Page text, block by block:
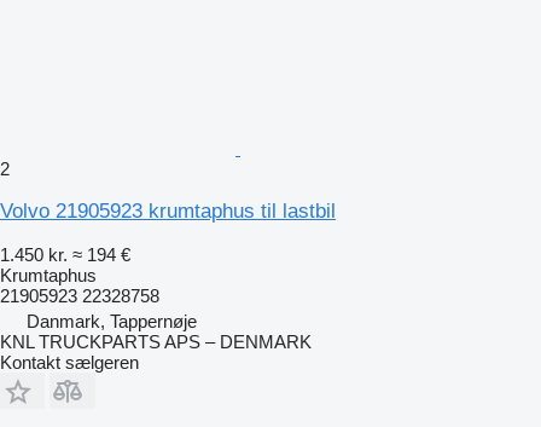
2
Volvo 21905923 krumtaphus til lastbil
1.450 kr. ≈ 194 €
Krumtaphus
21905923 22328758
Danmark, Tappernøje
KNL TRUCKPARTS APS – DENMARK
Kontakt sælgeren